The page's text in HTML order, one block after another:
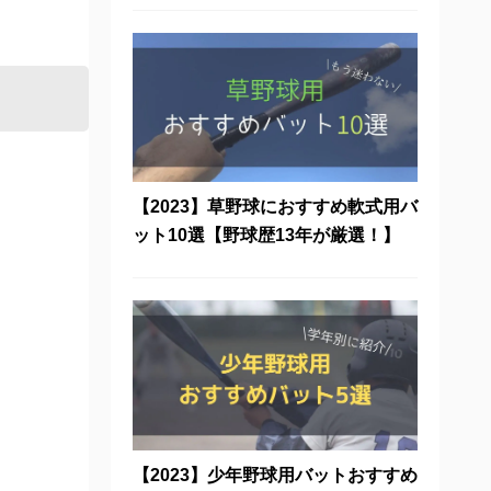
【2023】草野球におすすめ軟式用バ
ット10選【野球歴13年が厳選！】
【2023】少年野球用バットおすすめ